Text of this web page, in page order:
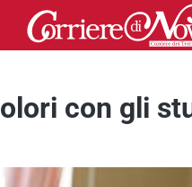
con gli